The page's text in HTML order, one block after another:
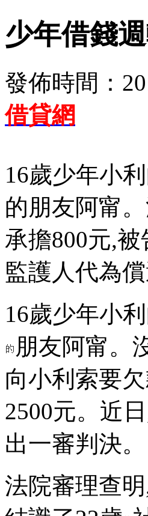
少年借錢
發佈時間：
借貸網
16歲少年小
的朋友阿甯
承擔800元,
監護人代為償
16歲少年小
朋友阿甯。
向小利索要
2500元。近
出一審判決。
法院審理查